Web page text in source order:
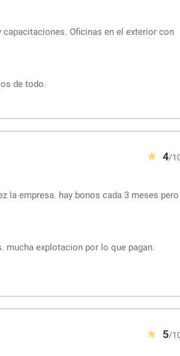
Oficinas en el exterior con
de todo.
4/
la empresa. hay bonos cada 3 meses pero
mucha explotacion por lo que pagan.
5/